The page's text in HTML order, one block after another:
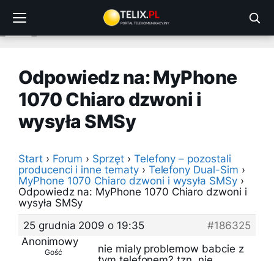
treści
Odpowiedz na: MyPhone
1070 Chiaro dzwoni i
wysyła SMSy
Start › Forum › Sprzęt › Telefony – pozostali
producenci i inne tematy › Telefony Dual-Sim ›
MyPhone 1070 Chiaro dzwoni i wysyła SMSy ›
Odpowiedz na: MyPhone 1070 Chiaro dzwoni i
wysyła SMSy
25 grudnia 2009 o 19:35
#186325
Anonimowy
Gość
nie mialy problemow babcie z